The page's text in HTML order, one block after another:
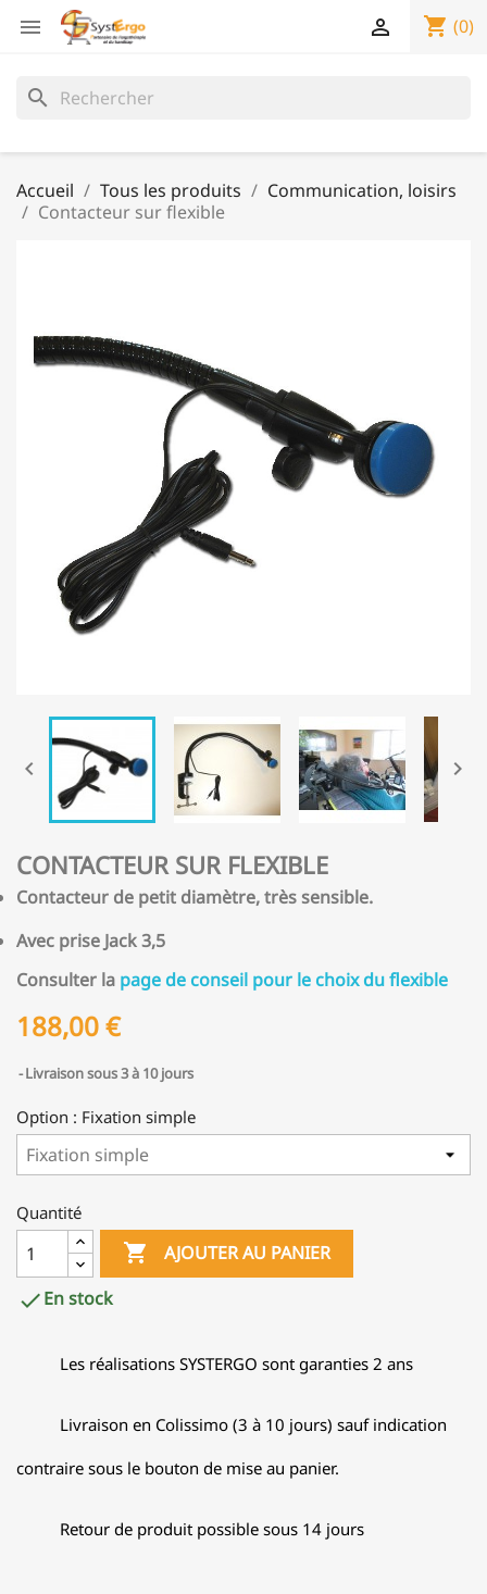
 shopping_cart (0)

search
Accueil Tous les produits
Communication, loisirs
Contacteur sur flexible
 
CONTACTEUR SUR FLEXIBLE
Contacteur de petit diamètre, très sensible.
Avec prise Jack 3,5
Consulter la page de conseil pour le choix du flexible
188,00 €
Livraison sous 3 à 10 jours
Option : Fixation simple
Quantité
 AJOUTER AU PANIER
En stock
Les réalisations SYSTERGO sont garanties 2 ans
Livraison en Colissimo (3 à 10 jours) sauf indication
contraire sous le bouton de mise au panier.
Retour de produit possible sous 14 jours